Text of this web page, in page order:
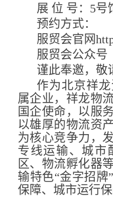
展 位 号：5号
预约方式：
服贸会官网
服贸会公众号
谨此奉邀，敬
作为北京祥
属企业，祥龙物
国企使命，以服
以雄厚的物流资
为核心竞争力，
专线运输、城市
区、物流孵化器
输特色“金字招牌
保障、城市运行保